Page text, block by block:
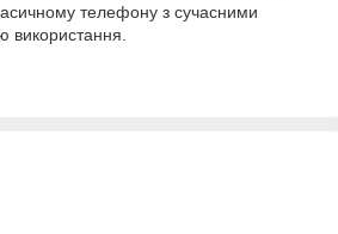
телефону з сучасними
використання.